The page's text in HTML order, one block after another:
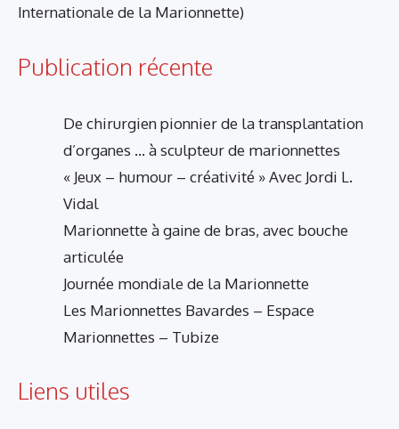
Internationale de la Marionnette)
Publication récente
De chirurgien pionnier de la transplantation
d’organes … à sculpteur de marionnettes
« Jeux – humour – créativité » Avec Jordi L.
Vidal
Marionnette à gaine de bras, avec bouche
articulée
Journée mondiale de la Marionnette
Les Marionnettes Bavardes – Espace
Marionnettes – Tubize
Liens utiles